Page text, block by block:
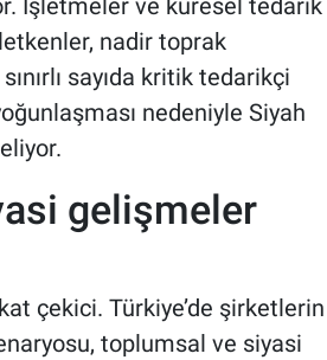
İşletmeler ve küresel tedarik
nadir toprak
sayıda kritik tedarikçi
nedeniyle Siyah
gelişmeler
çekici. Türkiye’de şirketlerin
toplumsal ve siyasi